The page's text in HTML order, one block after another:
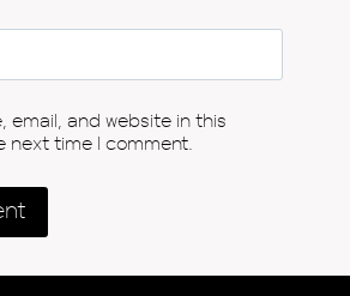
email, and website in this
next time I comment.